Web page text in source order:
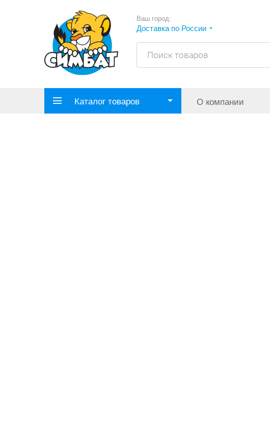
Ваш город:
Доставка по России
Каталог товаров О компании